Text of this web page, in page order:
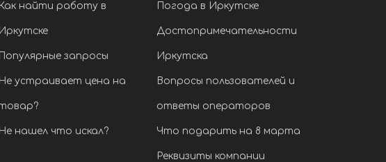
Как найти работу в
Иркутске
Популярные запросы
Не устраивает цена на
Не нашел что искал?
Погода в Иркутске
Достопримечательности
Иркутска
Вопросы пользователей и
ответы операторов
Что подарить на 8 марта
Реквизиты компании